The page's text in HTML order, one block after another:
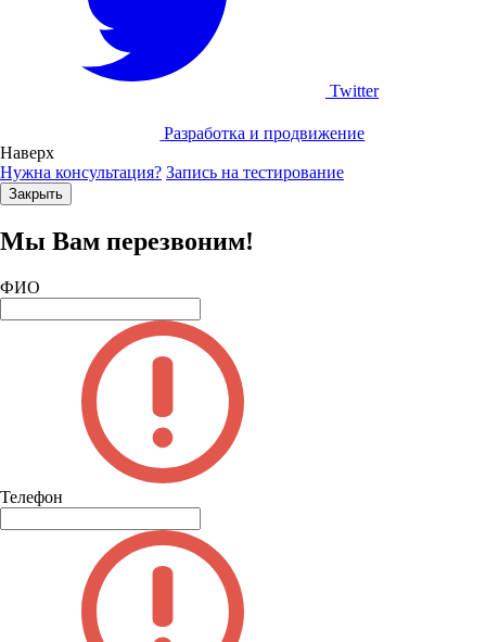
Twitter
Разработка и продвижение
Наверх
Нужна консультация? Запись на тестирование
Закрыть
Мы Вам перезвоним!
ФИО
Телефон